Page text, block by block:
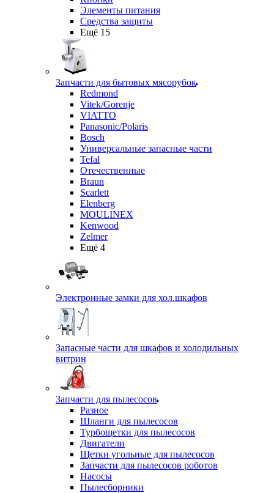
Элементы питания
Средства защиты
Ещё 15
Запчасти для бытовых мясорубок
Redmond
Vitek/Gorenje
VIATTO
Panasonic/Polaris
Bosch
Универсальные запасные части
Tefal
Отечественные
Braun
Scarlett
Elenberg
MOULINEX
Kenwood
Zelmer
Ещё 4
Электронные замки для хол.шкафов
Запасные части для шкафов и холодильных
витрин
Запчасти для пылесосов
Разное
Шланги для пылесосов
Турбощетки для пылесосов
Двигатели
Щетки угольные для пылесосов
Запчасти для пылесосов роботов
Насосы
Пылесборники